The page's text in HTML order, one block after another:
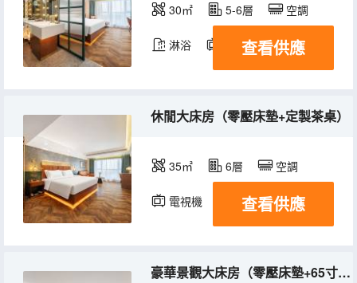
30㎡ 5-6層 空調
淋浴 電視機
查看供應
休閒大床房（零壓床墊+定製茶桌）
35㎡ 6層 空調
電視機 查看供應
豪華景觀大床房（零壓床墊+65寸電視智能投屏）